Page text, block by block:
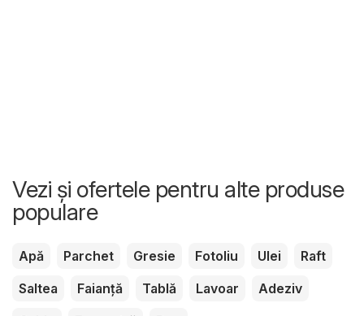
Vezi și ofertele pentru alte produse
populare
Apă Parchet Gresie Fotoliu Ulei
Raft
Saltea
Faianță Tablă Lavoar
Adeziv